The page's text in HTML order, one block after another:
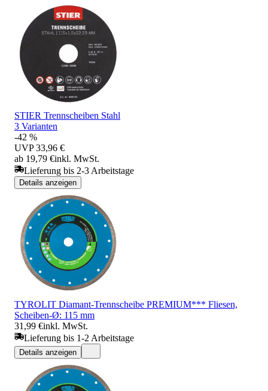
STIER Trennscheiben Stahl
3 Varianten
-42 %
UVP 33,96 €
ab 19,79 €inkl. MwSt.
Lieferung bis 2-3 Arbeitstage
Details anzeigen
TYROLIT Diamant-Trennscheibe PREMIUM*** Fliesen,
Scheiben-Ø: 115 mm
31,99 €inkl. MwSt.
Lieferung bis 1-2 Arbeitstage
Details anzeigen